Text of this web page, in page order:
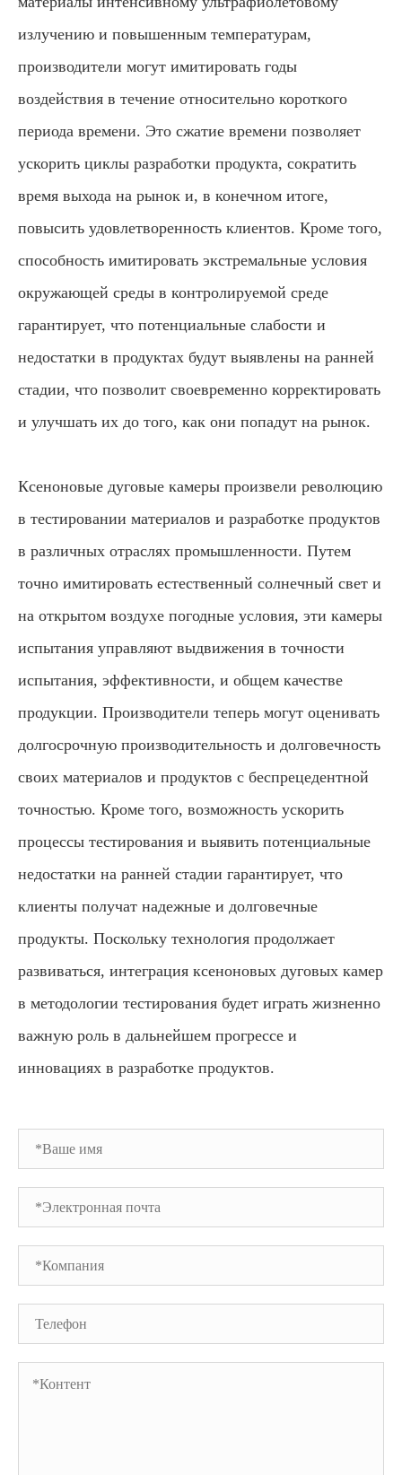
излучению и повышенным температурам,
производители могут имитировать годы
воздействия в течение относительно короткого
периода времени. Это сжатие времени позволяет
ускорить циклы разработки продукта, сократить
время выхода на рынок и, в конечном итоге,
повысить удовлетворенность клиентов. Кроме того,
способность имитировать экстремальные условия
окружающей среды в контролируемой среде
гарантирует, что потенциальные слабости и
недостатки в продуктах будут выявлены на ранней
стадии, что позволит своевременно корректировать
и улучшать их до того, как они попадут на рынок.
Ксеноновые дуговые камеры произвели революцию
в тестировании материалов и разработке продуктов
в различных отраслях промышленности. Путем
точно имитировать естественный солнечный свет и
на открытом воздухе погодные условия, эти камеры
испытания управляют выдвижения в точности
испытания, эффективности, и общем качестве
продукции. Производители теперь могут оценивать
долгосрочную производительность и долговечность
своих материалов и продуктов с беспрецедентной
точностью. Кроме того, возможность ускорить
процессы тестирования и выявить потенциальные
недостатки на ранней стадии гарантирует, что
клиенты получат надежные и долговечные
продукты. Поскольку технология продолжает
развиваться, интеграция ксеноновых дуговых камер
в методологии тестирования будет играть жизненно
важную роль в дальнейшем прогрессе и
инновациях в разработке продуктов.